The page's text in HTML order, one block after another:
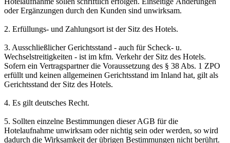
oder Ergänzungen durch den Kunden sind unwirksam.
2. Erfüllungs- und Zahlungsort ist der Sitz des Hotels.
3. Ausschließlicher Gerichtsstand - auch für Scheck- u.
Wechselstreitigkeiten - ist im kfm. Verkehr der Sitz des Hotels.
Sofern ein Vertragspartner die Voraussetzung des § 38 Abs. 1 ZPO
erfüllt und keinen allgemeinen Gerichtsstand im Inland hat, gilt als
Gerichtsstand der Sitz des Hotels.
4. Es gilt deutsches Recht.
5. Sollten einzelne Bestimmungen dieser AGB für die
Hotelaufnahme unwirksam oder nichtig sein oder werden, so wird
dadurch die Wirksamkeit der übrigen Bestimmungen nicht berührt.